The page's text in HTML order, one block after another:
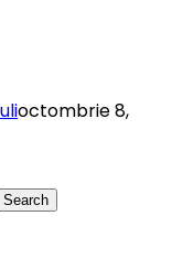
octombrie 8,
Search